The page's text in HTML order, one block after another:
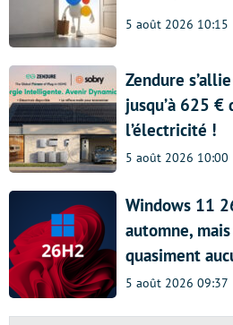
5 août 2026 10:15
Zendure
jusqu’à 625 €
l’électricité !
5 août 2026 10:00
Windows 11
automne,
quasiment
5 août 2026 09:37